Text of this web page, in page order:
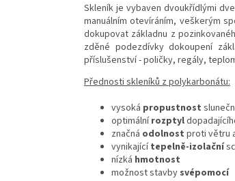
Skleník je vybaven dvoukřídlými
manuálním otevíráním, veškerým
dokupovat základnu z
zděné podezdívky dokoupení
příslušenství - poličky, regály,
Přednosti skleníků z polykarbonátu:
vysoká propustnost
optimálnírozptyl
značná odolnost proti větru
vynikajícítepelně-izolační
nízká hmotnost
možnost stavby svépomocí